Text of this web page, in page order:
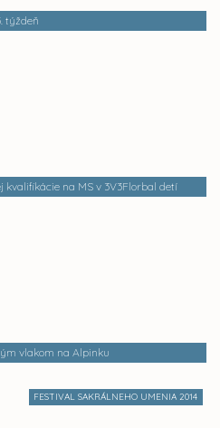
týždeň
kvalifikácie na MS v 3V3Florbal detí
vlakom na Alpinku
FESTIVAL SAKRÁLNEHO UMENIA 2014